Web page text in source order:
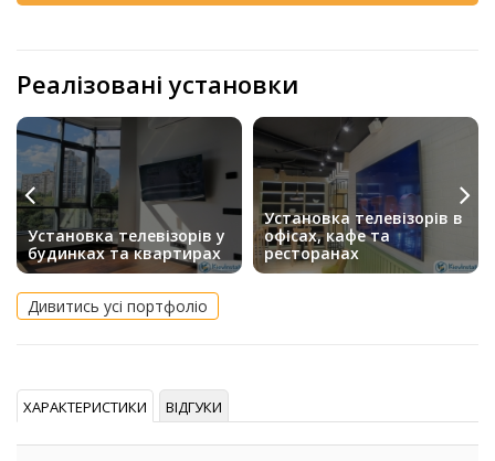
Реалізовані установки
Установка телевізорів у
будинках та квартирах
Установка телевізорів в
офісах, кафе та
ресторанах
Дивитись усі портфоліо
ХАРАКТЕРИСТИКИ ВІДГУКИ